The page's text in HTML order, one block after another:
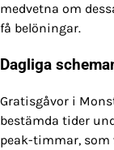
medvetna om
få belöningar.
Dagliga
Gratisgåvor i
bestämda tider
peak-timmar,